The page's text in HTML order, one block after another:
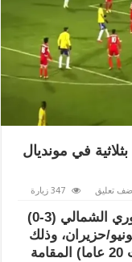
في مونديال
تعليق 347 زيارة
فاز المنتخب البرازيلي على نظيره الكوري الشمالي (3-0)
التي جرت بينهما الأحد 7 يونيو/حزيران، وذلك
ضمن بطولة كأس العالم للشباب (تحت 20 عاما) المقامة